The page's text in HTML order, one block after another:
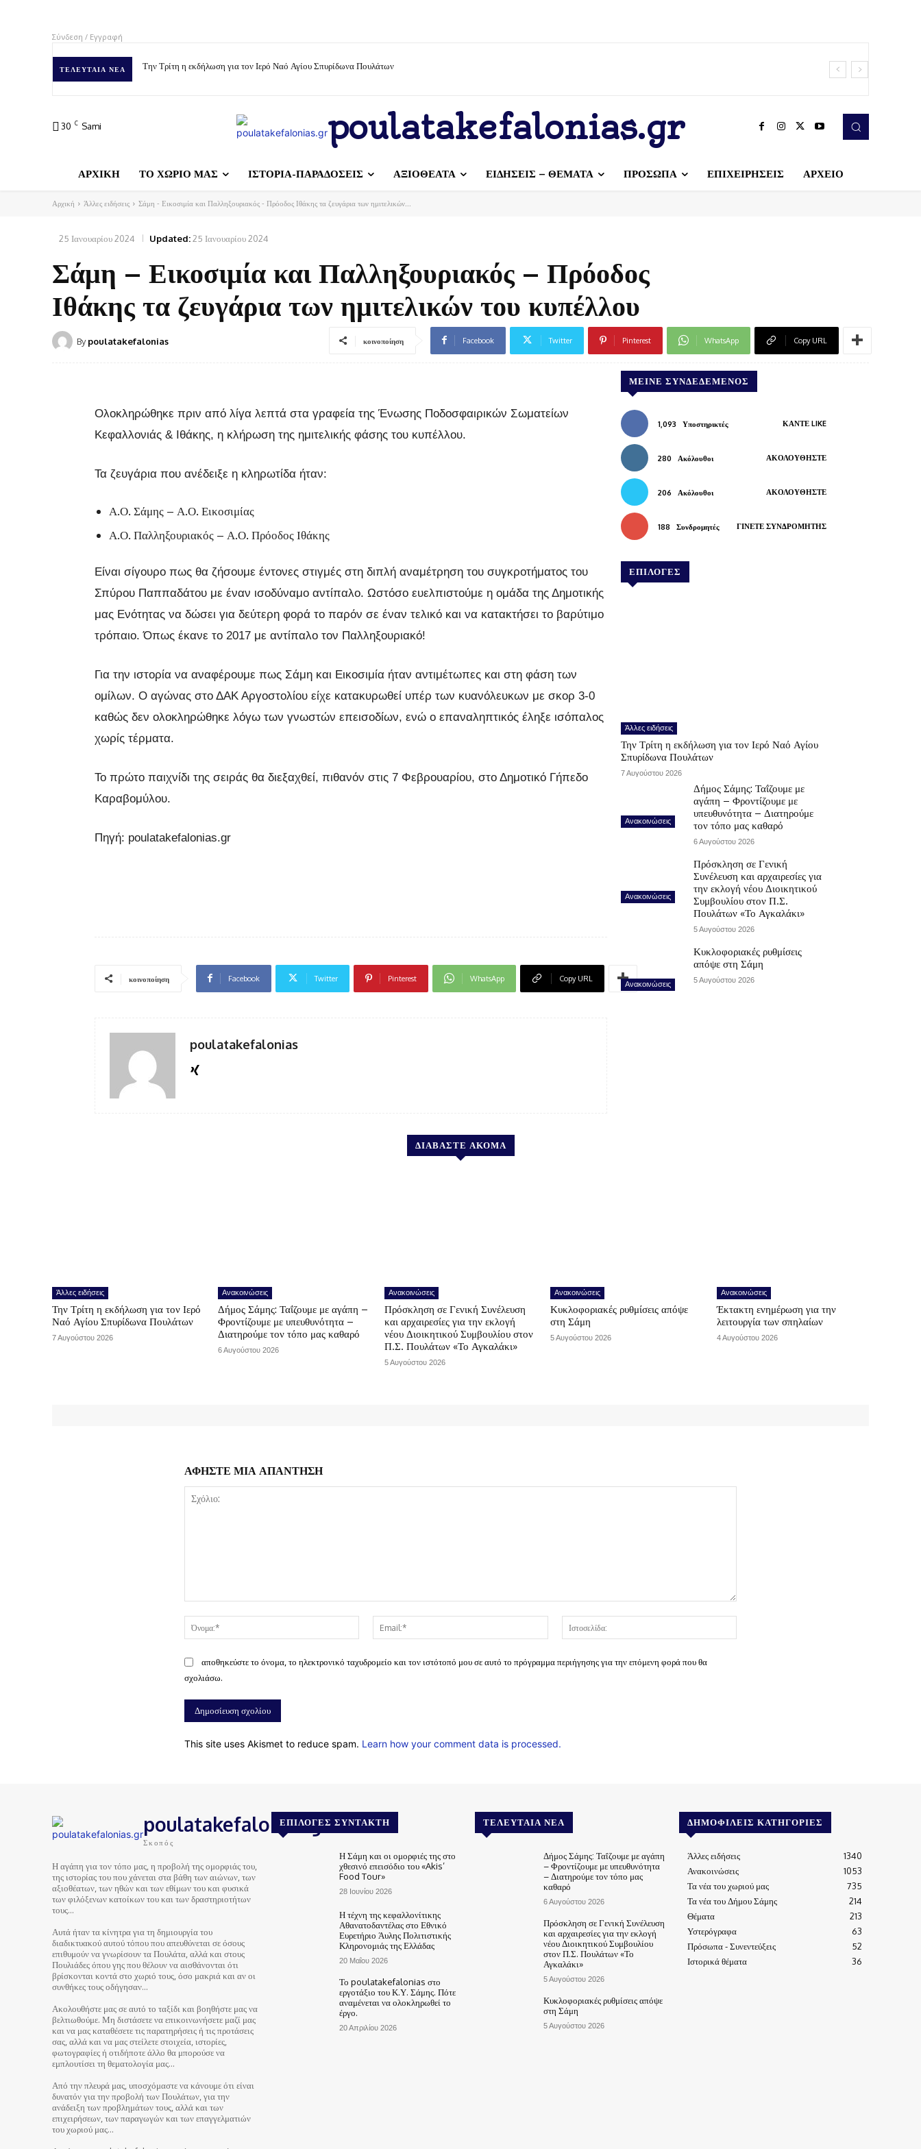
Σύνδεση / Εγγραφή
ΤΕΛΕΥΤΑΊΑ ΝΈΑ Την Τρίτη η εκδήλωση για τον Ιερό Ναό Αγίου Σπυρίδωνα Πουλάτων
30 C Sami poulatakefalonias.gr
ΑΡΧΙΚΗ ΤΟ ΧΩΡΙΟ ΜΑΣ ΙΣΤΟΡΙΑ-ΠΑΡΑΔΟΣΕΙΣ ΑΞΙΟΘΕΑΤΑ ΕΙΔΗΣΕΙΣ – ΘΕΜΑΤΑ ΠΡΟΣΩΠΑ ΕΠΙΧΕΙΡΗΣΕΙΣ ΑΡΧΕΙΟ
Αρχική Άλλες ειδήσεις Σάμη - Εικοσιμία και Παλληξουριακός - Πρόοδος Ιθάκης τα ζευγάρια των ημιτελικών...
25 Ιανουαρίου 2024 Updated:25 Ιανουαρίου 2024
Σάμη – Εικοσιμία και Παλληξουριακός – Πρόοδος
Ιθάκης τα ζευγάρια των ημιτελικών του κυπέλλου
By poulatakefalonias κοινοποίηση Facebook Twitter Pinterest WhatsApp Copy URL
Ολοκληρώθηκε πριν από λίγα λεπτά στα γραφεία της Ένωσης Ποδοσφαιρικών Σωματείων
Κεφαλλονιάς & Ιθάκης, η κλήρωση της ημιτελικής φάσης του κυπέλλου.
Τα ζευγάρια που ανέδειξε η κληρωτίδα ήταν:
Α.Ο. Σάμης – Α.Ο. Εικοσιμίας
Α.Ο. Παλληξουριακός – Α.Ο. Πρόοδος Ιθάκης
Είναι σίγουρο πως θα ζήσουμε έντονες στιγμές στη διπλή αναμέτρηση του συγκροτήματος του
Σπύρου Παππαδάτου με έναν ισοδύναμο αντίπαλο. Ωστόσο ευελπιστούμε η ομάδα της Δημοτικής
μας Ενότητας να δώσει για δεύτερη φορά το παρόν σε έναν τελικό και να κατακτήσει το βαρύτιμο
τρόπαιο. Όπως έκανε το 2017 με αντίπαλο τον Παλληξουριακό!
Για την ιστορία να αναφέρουμε πως Σάμη και Εικοσιμία ήταν αντιμέτωπες και στη φάση των
ομίλων. Ο αγώνας στο ΔΑΚ Αργοστολίου είχε κατακυρωθεί υπέρ των κυανόλευκων με σκορ 3-0
καθώς δεν ολοκληρώθηκε λόγω των γνωστών επεισοδίων, ενώ ο επαναληπτικός έληξε ισόπαλος
χωρίς τέρματα.
Το πρώτο παιχνίδι της σειράς θα διεξαχθεί, πιθανόν στις 7 Φεβρουαρίου, στο Δημοτικό Γήπεδο
Καραβομύλου.
Πηγή: poulatakefalonias.gr
κοινοποίηση Facebook Twitter Pinterest WhatsApp Copy URL
poulatakefalonias
ΜΕΊΝΕ ΣΥΝΔΕΔΕΜΈΝΟΣ
1,093 Υποστηρικτές ΚΆΝΤΕ LIKE
280 Ακόλουθοι ΑΚΟΛΟΥΘΉΣΤΕ
206 Ακόλουθοι ΑΚΟΛΟΥΘΉΣΤΕ
188 Συνδρομητές ΓΊΝΕΤΕ ΣΥΝΔΡΟΜΗΤΉΣ
ΕΠΙΛΟΓΕΣ
Άλλες ειδήσεις
Την Τρίτη η εκδήλωση για τον Ιερό Ναό Αγίου
Σπυρίδωνα Πουλάτων
7 Αυγούστου 2026
Ανακοινώσεις
Δήμος Σάμης: Ταΐζουμε με
αγάπη – Φροντίζουμε με
υπευθυνότητα – Διατηρούμε
τον τόπο μας καθαρό
6 Αυγούστου 2026
Ανακοινώσεις
Πρόσκληση σε Γενική
Συνέλευση και αρχαιρεσίες για
την εκλογή νέου Διοικητικού
Συμβουλίου στον Π.Σ.
Πουλάτων «Το Αγκαλάκι»
5 Αυγούστου 2026
Ανακοινώσεις
Κυκλοφοριακές ρυθμίσεις
απόψε στη Σάμη
5 Αυγούστου 2026
ΔΙΑΒΑΣΤΕ ΑΚΟΜΑ
Άλλες ειδήσεις
Την Τρίτη η εκδήλωση για τον Ιερό
Ναό Αγίου Σπυρίδωνα Πουλάτων
7 Αυγούστου 2026
Ανακοινώσεις
Δήμος Σάμης: Ταΐζουμε με αγάπη –
Φροντίζουμε με υπευθυνότητα –
Διατηρούμε τον τόπο μας καθαρό
6 Αυγούστου 2026
Ανακοινώσεις
Πρόσκληση σε Γενική Συνέλευση
και αρχαιρεσίες για την εκλογή
νέου Διοικητικού Συμβουλίου στον
Π.Σ. Πουλάτων «Το Αγκαλάκι»
5 Αυγούστου 2026
Ανακοινώσεις
Κυκλοφοριακές ρυθμίσεις απόψε
στη Σάμη
5 Αυγούστου 2026
Ανακοινώσεις
Έκτακτη ενημέρωση για την
λειτουργία των σπηλαίων
4 Αυγούστου 2026
ΑΦΗΣΤΕ ΜΙΑ ΑΠΑΝΤΗΣΗ
Όνομα:*
Email:*
αποθηκεύστε το όνομα, το ηλεκτρονικό ταχυδρομείο και τον ιστότοπό μου σε αυτό το πρόγραμμα περιήγησης για την επόμενη φορά που θα
σχολιάσω.
This site uses Akismet to reduce spam. Learn how your comment data is processed.
poulatakefalonias.gr
Σκοπός
Η αγάπη για τον τόπο μας, η προβολή της ομορφιάς του,
της ιστορίας του που χάνεται στα βάθη των αιώνων, των
αξιοθέατων, των ηθών και των εθίμων του και φυσικά
των φιλόξενων κατοίκων του και των δραστηριοτήτων
τους…
Αυτά ήταν τα κίνητρα για τη δημιουργία του
διαδικτυακού αυτού τόπου που απευθύνεται σε όσους
επιθυμούν να γνωρίσουν τα Πουλάτα, αλλά και στους
Πουλιάδες όπου γης που θέλουν να αισθάνονται ότι
βρίσκονται κοντά στο χωριό τους, όσο μακριά και αν οι
συνθήκες τους οδήγησαν…
Ακολουθήστε μας σε αυτό το ταξίδι και βοηθήστε μας να
βελτιωθούμε. Μη διστάσετε να επικοινωνήσετε μαζί μας
και να μας καταθέσετε τις παρατηρήσεις ή τις προτάσεις
σας, αλλά και να μας στείλετε στοιχεία, ιστορίες,
φωτογραφίες ή οτιδήποτε άλλο θα μπορούσε να
εμπλουτίσει τη θεματολογία μας…
Από την πλευρά μας, υποσχόμαστε να κάνουμε ότι είναι
δυνατόν για την προβολή των Πουλάτων, για την
ανάδειξη των προβλημάτων τους, αλλά και των
επιχειρήσεων, των παραγωγών και των επαγγελματιών
του χωριού μας…
ΕΠΙΛΟΓΈΣ ΣΥΝΤΆΚΤΗ
Η Σάμη και οι ομορφιές της στο
χθεσινό επεισόδιο του «Akis’
Food Tour»
28 Ιουνίου 2026
Η τέχνη της κεφαλλονίτικης
Αθανατοδαντέλας στο Εθνικό
Ευρετήριο Άυλης Πολιτιστικής
Κληρονομιάς της Ελλάδας
20 Μαΐου 2026
Το poulatakefalonias στο
εργοτάξιο του Κ.Υ. Σάμης. Πότε
αναμένεται να ολοκληρωθεί το
έργο.
20 Απριλίου 2026
ΤΕΛΕΥΤΑΊΑ ΝΈΑ
Δήμος Σάμης: Ταΐζουμε με αγάπη
– Φροντίζουμε με υπευθυνότητα
– Διατηρούμε τον τόπο μας
καθαρό
6 Αυγούστου 2026
Πρόσκληση σε Γενική Συνέλευση
και αρχαιρεσίες για την εκλογή
νέου Διοικητικού Συμβουλίου
στον Π.Σ. Πουλάτων «Το
Αγκαλάκι»
5 Αυγούστου 2026
Κυκλοφοριακές ρυθμίσεις απόψε
στη Σάμη
5 Αυγούστου 2026
ΔΗΜΟΦΙΛΕΊΣ ΚΑΤΗΓΟΡΊΕΣ
Άλλες ειδήσεις
1340
Ανακοινώσεις
1053
Τα νέα του χωριού μας
735
Τα νέα του Δήμου Σάμης
214
Θέματα
213
Υστερόγραφα
63
Πρόσωπα - Συνεντεύξεις
52
Ιστορικά θέματα
36